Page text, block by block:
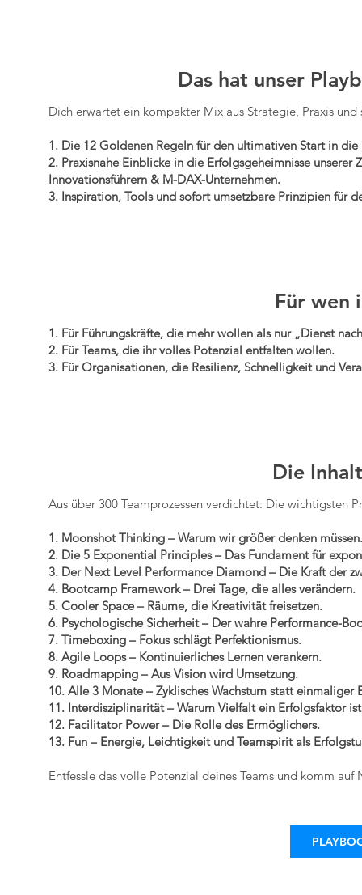
Das hat unser
Dich erwartet ein kompakter Mix aus Strategie, Praxis
1. Die 12 Goldenen Regeln für den ultimativen Start in
2. Praxisnahe Einblicke in die Erfolgsgeheimnisse
Innovationsführern & M-DAX-Unternehmen.
3. Inspiration, Tools und sofort umsetzbare Prinzipien für
Für wen
1. Für Führungskräfte, die mehr wollen als nur „Dienst
2. Für Teams, die ihr volles Potenzial entfalten wollen.
3. Für Organisationen, die Resilienz, Schnelligkeit und
Die
Aus über 300 Teamprozessen verdichtet: Die wichtigsten
1. Moonshot Thinking – Warum wir größer denken müssen.
2. Die 5 Exponential Principles – Das Fundament für
3. Der Next Level Performance Diamond – Die Kraft der
4. Bootcamp Framework – Drei Tage, die alles verändern.
5. Cooler Space – Räume, die Kreativität freisetzen.
6. Psychologische Sicherheit – Der wahre Performance-
7. Timeboxing – Fokus schlägt Perfektionismus.
8. Agile Loops – Kontinuierliches Lernen verankern.
9. Roadmapping – Aus Vision wird Umsetzung.
10. Alle 3 Monate – Zyklisches Wachstum statt einmaliger
11. Interdisziplinarität – Warum Vielfalt ein Erfolgsfaktor
12. Facilitator Power – Die Rolle des Ermöglichers.
13. Fun – Energie, Leichtigkeit und Teamspirit als
Entfessle das volle Potenzial deines Teams und komm